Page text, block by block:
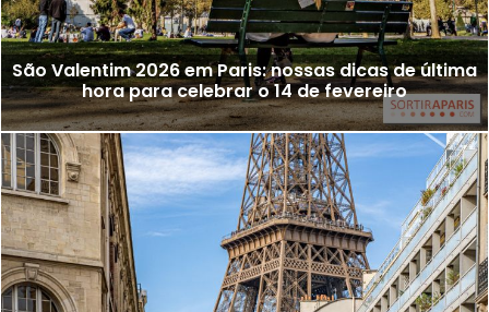
São Valentim 2026 em Paris: nossas dicas de última
hora para celebrar o 14 de fevereiro